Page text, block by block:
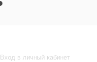
Вход в личный кабинет